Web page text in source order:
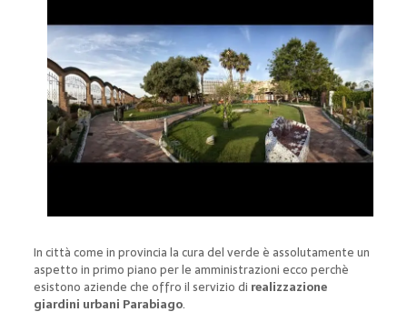
In città come in provincia la cura del verde è assolutamente un
aspetto in primo piano per le amministrazioni ecco perchè
esistono aziende che offro il servizio di realizzazione
giardini urbani Parabiago.